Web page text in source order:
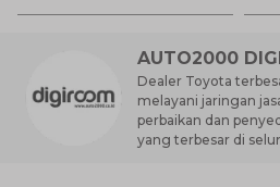
AUTO2000
Dealer Toyota
melayani jaringan
perbaikan dan
yang terbesar di